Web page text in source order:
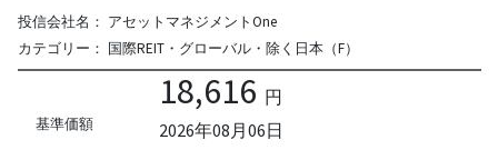
投信会社名： アセットマネジメントOne
カテゴリー： 国際REIT・グローバル・除く日本（F）
基準価額
18,616 円
2026年08月06日